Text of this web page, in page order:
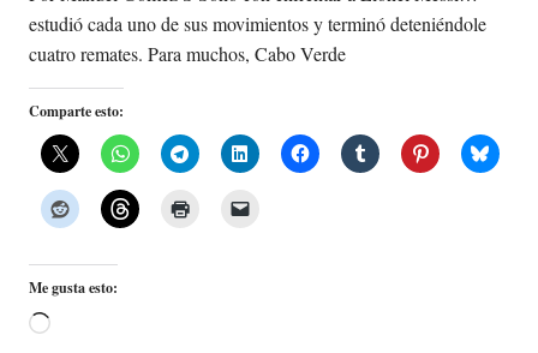
estudió cada uno de sus movimientos y terminó deteniéndole
cuatro remates. Para muchos, Cabo Verde
Comparte esto:
Me gusta esto:
Cargando...